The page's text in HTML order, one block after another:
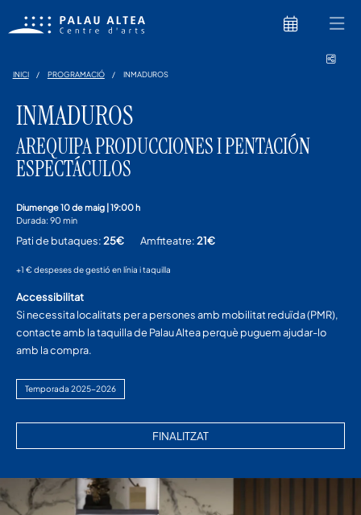
INICI PROGRAMACIÓ INMADUROS
INMADUROS
AREQUIPA PRODUCCIONES I PENTACIÓN
ESPECTÁCULOS
diumenge 10 de maig |19:00 h
Durada: 90 min
Pati de butaques:25€ Amfiteatre:21€
+1 € despeses de gestió en línia i taquilla
Accessibilitat
Si necessita localitats per a persones amb mobilitat reduïda (PMR),
contacte amb la taquilla de Palau Altea perquè puguem ajudar-lo
amb la compra.
Temporada 2025-2026
FINALITZAT